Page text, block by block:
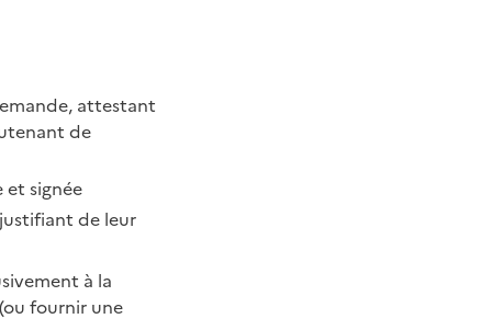
attestant
de
signée
de leur
à la
fournir une